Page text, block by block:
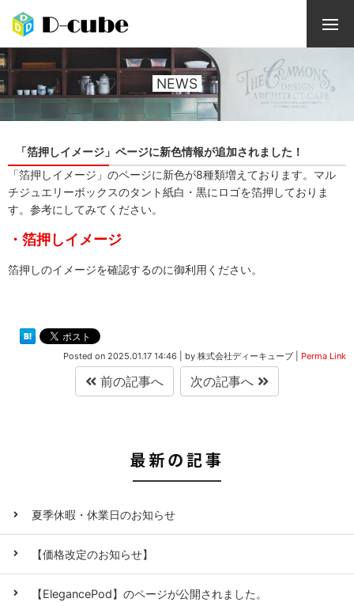
NEWS
「箔押しイメージ」ページに新色情報が追加されました！
「箔押しイメージ」のページに新色が8種類増えております。マル
チジュエリーボックスのタント紙白・黒にロゴを箔押しておりま
す。参考にしてみてください。
・箔押しイメージ
箔押しのイメージを確認するのに御利用ください。
Posted on 2025.01.17 14:46 by 株式会社ディーキューブ Perma Link
前の記事へ 次の記事へ
最新の記事
夏季休暇・休業日のお知らせ
【価格改定のお知らせ】
【ElegancePod】のページが公開されました。